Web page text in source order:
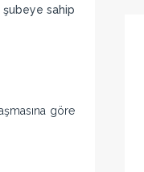
şubeye sahip
göre